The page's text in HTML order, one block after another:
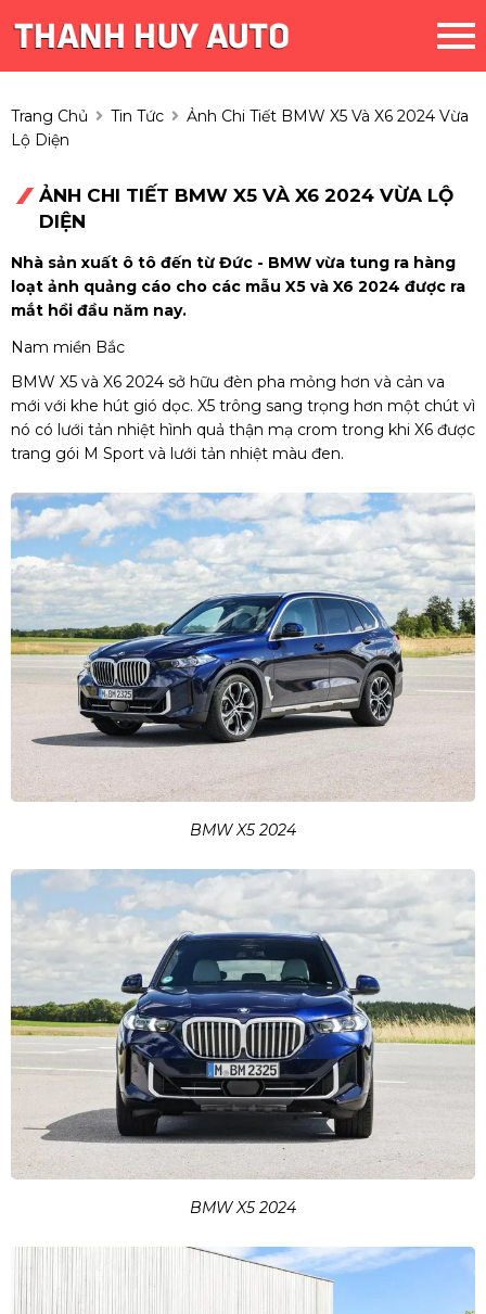
Trang Chủ Tin Tức
Ảnh Chi Tiết BMW X5 Và X6 2024 Vừa
Lộ Diện
ẢNH CHI TIẾT BMW X5 VÀ X6 2024 VỪA LỘ
DIỆN
Nhà sản xuất ô tô đến từ Đức - BMW vừa tung ra hàng
loạt ảnh quảng cáo cho các mẫu X5 và X6 2024 được ra
mắt hồi đầu năm nay.
Nam miền Bắc
BMW X5 và X6 2024 sở hữu đèn pha mỏng hơn và cản va
mới với khe hút gió dọc. X5 trông sang trọng hơn một chút vì
nó có lưới tản nhiệt hình quả thận mạ crom trong khi X6 được
trang gói M Sport và lưới tản nhiệt màu đen.
BMW X5 2024
BMW X5 2024